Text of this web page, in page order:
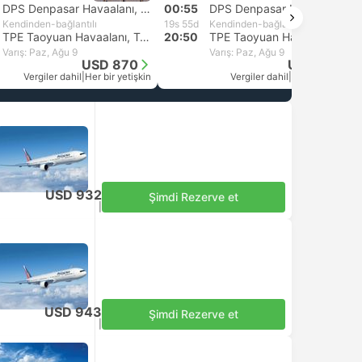
DPS Denpasar Havaalanı, Bali
Kendinden-bağlantılı
TPE Taoyuan Havaalanı, Taipei
Varış: Paz, Ağu 9
USD 870
Vergiler dahil Her bir yetişkin
00:55
19s 55d Kendinden-bağlantılı
20:50
Varış: Paz, Ağu 9
USD 406
Vergiler dahil
USD 932
Vergiler dahil
Her bir yetişkin
Şimdi Rezerve et
USD 943
Vergiler dahil
Her bir yetişkin
Şimdi Rezerve et